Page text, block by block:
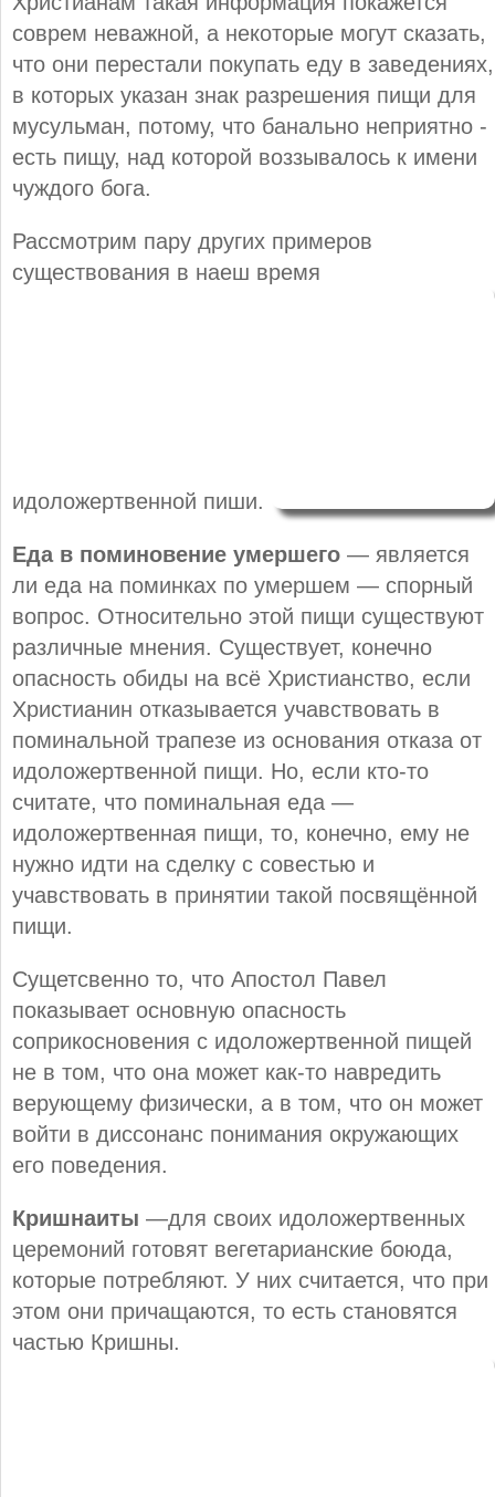
соврем неважной, а некоторые могут сказать,
что они перестали покупать еду в заведениях,
в которых указан знак разрешения пищи для
мусульман, потому, что банально неприятно ­
есть пищу, над которой воззывалось к имени
чуждого бога.
Рассмотрим пару других примеров
существования в наеш время
идоложертвенной пиши.
Еда в поминовение умершего — является
ли еда на поминках по умершем — спорный
вопрос. Относительно этой пищи существуют
различные мнения. Существует, конечно
опасность обиды на всё Христианство, если
Христианин отказывается учавствовать в
поминальной трапезе из основания отказа от
идоложертвенной пищи. Но, если кто-то
считате, что поминальная еда —
идоложертвенная пищи, то, конечно, ему не
нужно идти на сделку с совестью и
учавствовать в принятии такой посвящённой
пищи.
Сущетсвенно то, что Апостол Павел
показывает основную опасность
соприкосновения с идоложертвенной пищей
не в том, что она может как-то навредить
верующему физически, а в том, что он может
войти в диссонанс понимания окружающих
его поведения.
Кришнаиты —для своих идоложертвенных
церемоний готовят вегетарианские боюда,
которые потребляют. У них считается, что при
этом они причащаются, то есть становятся
частью Кришны.